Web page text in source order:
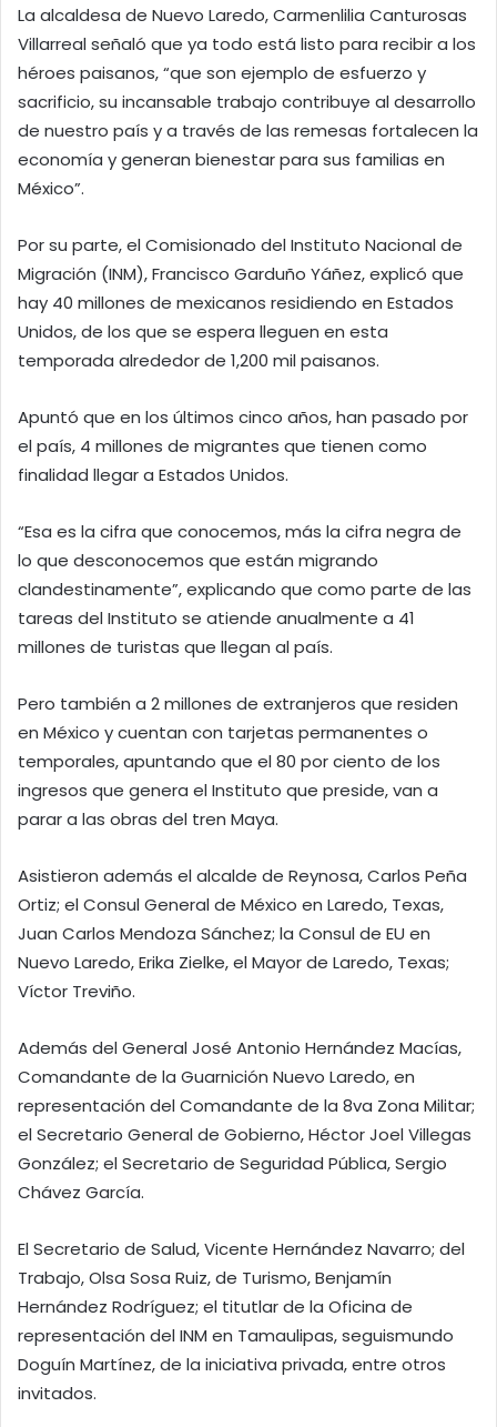
La alcaldesa de Nuevo Laredo, Carmenlilia Canturosas
Villarreal señaló que ya todo está listo para recibir a los
héroes paisanos, “que son ejemplo de esfuerzo y
sacrificio, su incansable trabajo contribuye al desarrollo
de nuestro país y a través de las remesas fortalecen la
economía y generan bienestar para sus familias en
México”.
Por su parte, el Comisionado del Instituto Nacional de
Migración (INM), Francisco Garduño Yáñez, explicó que
hay 40 millones de mexicanos residiendo en Estados
Unidos, de los que se espera lleguen en esta
temporada alrededor de 1,200 mil paisanos.
Apuntó que en los últimos cinco años, han pasado por
el país, 4 millones de migrantes que tienen como
finalidad llegar a Estados Unidos.
“Esa es la cifra que conocemos, más la cifra negra de
lo que desconocemos que están migrando
clandestinamente”, explicando que como parte de las
tareas del Instituto se atiende anualmente a 41
millones de turistas que llegan al país.
Pero también a 2 millones de extranjeros que residen
en México y cuentan con tarjetas permanentes o
temporales, apuntando que el 80 por ciento de los
ingresos que genera el Instituto que preside, van a
parar a las obras del tren Maya.
Asistieron además el alcalde de Reynosa, Carlos Peña
Ortiz; el Consul General de México en Laredo, Texas,
Juan Carlos Mendoza Sánchez; la Consul de EU en
Nuevo Laredo, Erika Zielke, el Mayor de Laredo, Texas;
Víctor Treviño.
Además del General José Antonio Hernández Macías,
Comandante de la Guarnición Nuevo Laredo, en
representación del Comandante de la 8va Zona Militar;
el Secretario General de Gobierno, Héctor Joel Villegas
González; el Secretario de Seguridad Pública, Sergio
Chávez García.
El Secretario de Salud, Vicente Hernández Navarro; del
Trabajo, Olsa Sosa Ruiz, de Turismo, Benjamín
Hernández Rodríguez; el titutlar de la Oficina de
representación del INM en Tamaulipas, seguismundo
Doguín Martínez, de la iniciativa privada, entre otros
invitados.